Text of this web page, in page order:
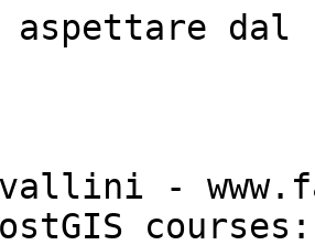
aspettare dal
-